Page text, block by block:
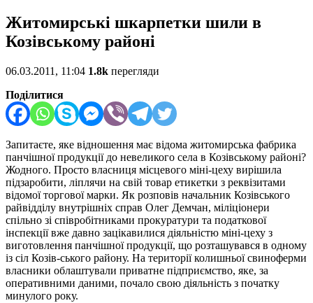
Житомирські шкарпетки шили в
Козівському районі
06.03.2011, 11:04 1.8k перегляди
Поділитися
Запитаєте, яке відношення має відома житомирська фабрика
панчішної продукції до невеликого села в Козівському районі?
Жодного. Просто власниця місцевого міні-цеху вирішила
підзаробити, ліплячи на свій товар етикетки з реквізитами
відомої торгової марки. Як розповів начальник Козівського
райвідділу внутрішніх справ Олег Демчан, міліціонери
спільно зі співробітниками прокуратури та податкової
інспекції вже давно зацікавилися діяльністю міні-цеху з
виготовлення панчішної продукції, що розташувався в одному
із сіл Козів-ського району. На території колишньої свиноферми
власники облаштували приватне підприємство, яке, за
оперативними даними, почало свою діяльність з початку
минулого року.